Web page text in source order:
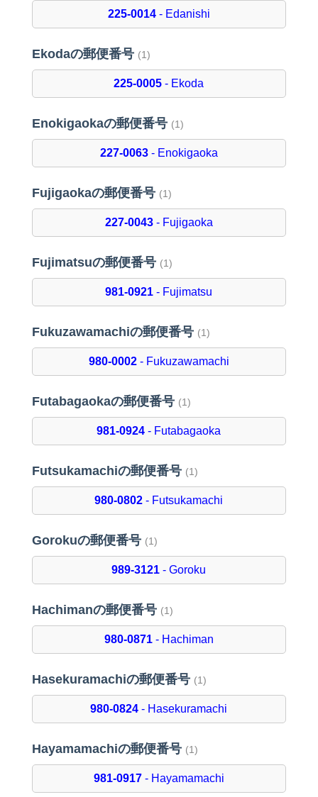
225-0014- Edanishi
Ekodaの郵便番号 (1)
225-0005 - Ekoda
Enokigaokaの郵便番号 (1)
227-0063- Enokigaoka
Fujigaokaの郵便番号 (1)
227-0043- Fujigaoka
Fujimatsuの郵便番号 (1)
981-0921 - Fujimatsu
Fukuzawamachiの郵便番号 (1)
980-0002- Fukuzawamachi
Futabagaokaの郵便番号 (1)
981-0924 - Futabagaoka
Futsukamachiの郵便番号 (1)
980-0802 - Futsukamachi
Gorokuの郵便番号 (1)
989-3121 - Goroku
Hachimanの郵便番号 (1)
980-0871- Hachiman
Hasekuramachiの郵便番号 (1)
980-0824 - Hasekuramachi
Hayamamachiの郵便番号 (1)
981-0917- Hayamamachi